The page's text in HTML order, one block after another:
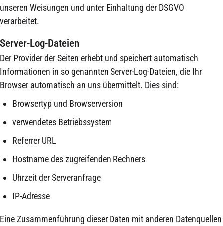
unseren Weisungen und unter Einhaltung der DSGVO
verarbeitet.
Server-Log-Dateien
Der Provider der Seiten erhebt und speichert automatisch
Informationen in so genannten Server-Log-Dateien, die Ihr
Browser automatisch an uns übermittelt. Dies sind:
Browsertyp und Browserversion
verwendetes Betriebssystem
Referrer URL
Hostname des zugreifenden Rechners
Uhrzeit der Serveranfrage
IP-Adresse
Eine Zusammenführung dieser Daten mit anderen Datenquellen